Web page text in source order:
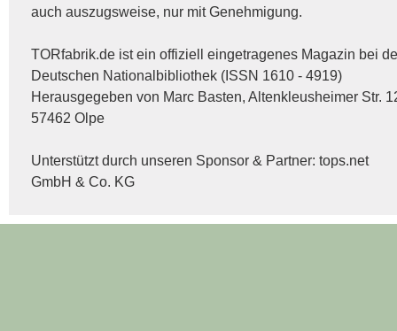
auch auszugsweise, nur mit Genehmigung.
TORfabrik.de ist ein offiziell eingetragenes Magazin bei
Deutschen Nationalbibliothek (ISSN 1610 - 4919)
Herausgegeben von Marc Basten, Altenkleusheimer Str.
57462 Olpe
Unterstützt durch unseren Sponsor & Partner: tops.net
GmbH & Co. KG